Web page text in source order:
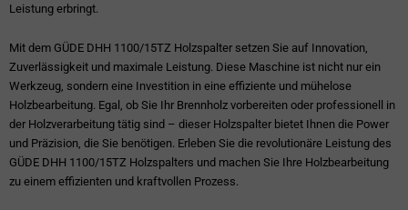
Leistung erbringt.
Mit dem GÜDE DHH 1100/15TZ Holzspalter setzen Sie auf Innovation,
Zuverlässigkeit und maximale Leistung. Diese Maschine ist nicht nur ein
Werkzeug, sondern eine Investition in eine effiziente und mühelose
Holzbearbeitung. Egal, ob Sie Ihr Brennholz vorbereiten oder professionell in
der Holzverarbeitung tätig sind – dieser Holzspalter bietet Ihnen die Power
und Präzision, die Sie benötigen. Erleben Sie die revolutionäre Leistung des
GÜDE DHH 1100/15TZ Holzspalters und machen Sie Ihre Holzbearbeitung
zu einem effizienten und kraftvollen Prozess.